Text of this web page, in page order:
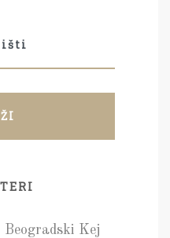
Kej